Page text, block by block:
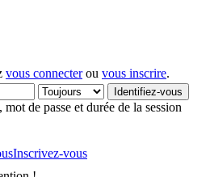
vous connecterou vous inscrire.
de passe et durée de la session
Inscrivez-vous